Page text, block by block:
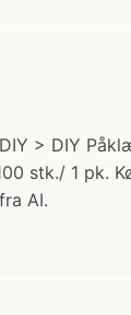
> DIY
stk./ 1 pk.
AI.